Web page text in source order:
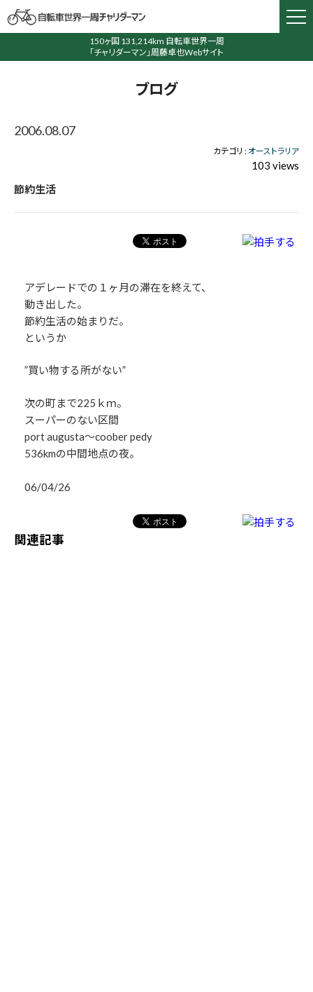
150ヶ国 131,214km 自転車世界一周
「チャリダーマン」周藤卓也Webサイト
ブログ
2006.08.07
カテゴリ : オーストラリア
103 views
節約生活
アデレードでの１ヶ月の滞在を終えて、
動き出した。
節約生活の始まりだ。
というか
”買い物する所がない”
次の町まで225ｋｍ。
スーパーのない区間
port augusta～coober pedy
536kmの中間地点の夜。
06/04/26
関連記事